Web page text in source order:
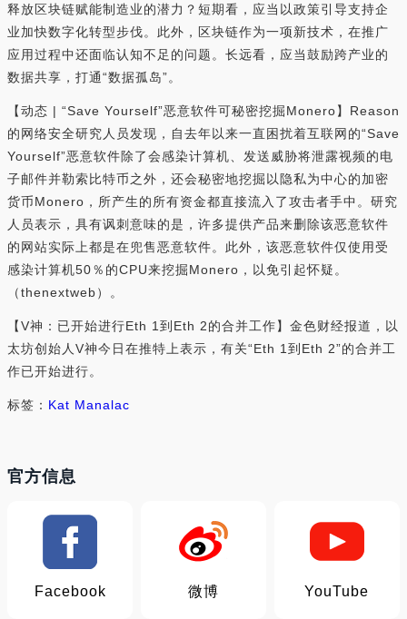
释放区块链赋能制造业的潜力？短期看，应当以政策引导支持企
业加快数字化转型步伐。此外，区块链作为一项新技术，在推广
应用过程中还面临认知不足的问题。长远看，应当鼓励跨产业的
数据共享，打通“数据孤岛”。
【动态 | “Save Yourself”恶意软件可秘密挖掘Monero】Reason
的网络安全研究人员发现，自去年以来一直困扰着互联网的“Save
Yourself”恶意软件除了会感染计算机、发送威胁将泄露视频的电
子邮件并勒索比特币之外，还会秘密地挖掘以隐私为中心的加密
货币Monero，所产生的所有资金都直接流入了攻击者手中。研究
人员表示，具有讽刺意味的是，许多提供产品来删除该恶意软件
的网站实际上都是在兜售恶意软件。此外，该恶意软件仅使用受
感染计算机50％的CPU来挖掘Monero，以免引起怀疑。
（thenextweb）。
【V神：已开始进行Eth 1到Eth 2的合并工作】金色财经报道，以
太坊创始人V神今日在推特上表示，有关“Eth 1到Eth 2”的合并工
作已开始进行。
标签： Kat Manalac
官方信息
Facebook 微博 YouTube